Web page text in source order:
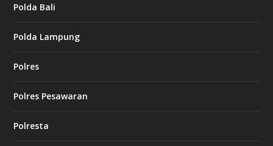
Polda Bali
Polda Lampung
Polres
Polres Pesawaran
Polresta